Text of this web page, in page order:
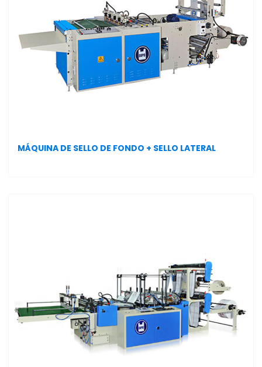
MÁQUINA DE SELLO DE FONDO + SELLO LATERAL